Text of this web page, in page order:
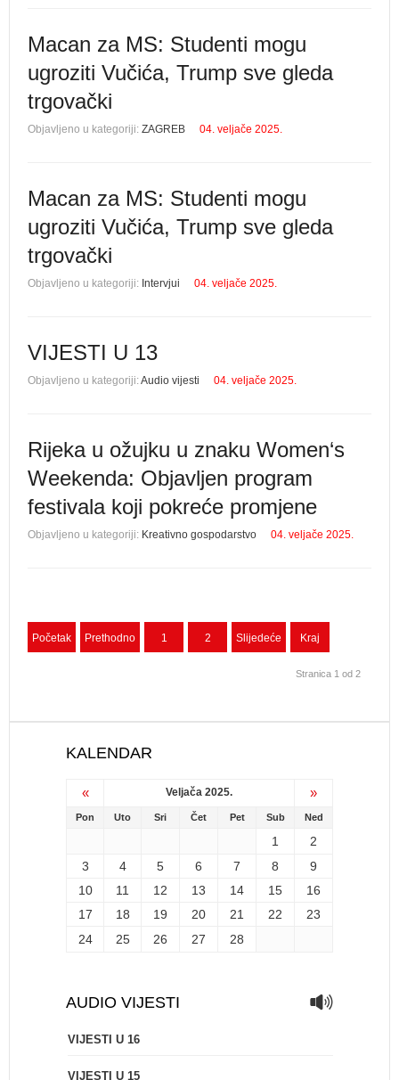
Macan za MS: Studenti mogu
ugroziti Vučića, Trump sve gleda
trgovački
Objavljeno u kategoriji: ZAGREB 04. veljače 2025.
Macan za MS: Studenti mogu
ugroziti Vučića, Trump sve gleda
trgovački
Objavljeno u kategoriji: Intervjui 04. veljače 2025.
VIJESTI U 13
Objavljeno u kategoriji:Audio vijesti 04. veljače 2025.
Rijeka u ožujku u znaku Women‘s
Weekenda: Objavljen program
festivala koji pokreće promjene
Objavljeno u kategoriji: Kreativno gospodarstvo 04. veljače 2025.
Početak Prethodno 1 2 Slijedeće Kraj
Stranica 1 od 2
KALENDAR
« Veljača 2025. »
Pon Uto Sri Čet Pet Sub Ned
1
2
3
4 5 6 7 8
9
10
11 12 13 14 15
16
17
18 19 20 21 22
23
24
25 26 27 28
AUDIO VIJESTI
VIJESTI U 16
VIJESTI U 15